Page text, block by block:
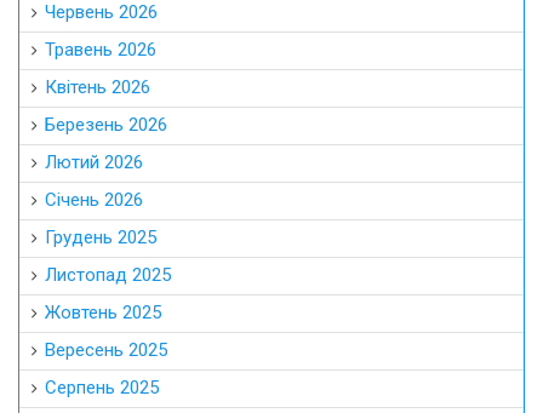
Червень 2026
Травень 2026
Квітень 2026
Березень 2026
Лютий 2026
Січень 2026
Грудень 2025
Листопад 2025
Жовтень 2025
Вересень 2025
Серпень 2025